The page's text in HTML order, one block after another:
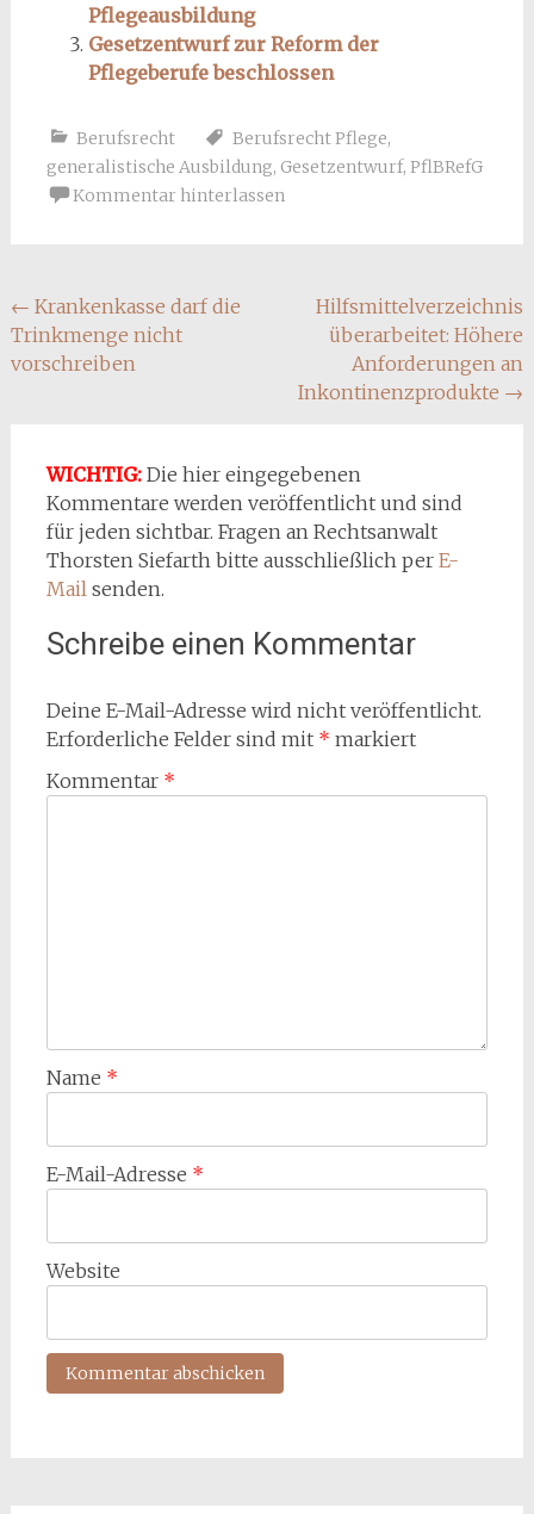
Pflegeausbildung
Gesetzentwurf zur Reform der
Pflegeberufe beschlossen
Berufsrecht Berufsrecht Pflege,
generalistische Ausbildung, Gesetzentwurf, PflBRefG
Kommentar hinterlassen
Beitragsnavigation
← Krankenkasse darf die
Trinkmenge nicht
vorschreiben
Hilfsmittelverzeichnis
überarbeitet: Höhere
Anforderungen an
Inkontinenzprodukte →
WICHTIG:Die hier eingegebenen
Kommentare werden veröffentlicht und sind
für jeden sichtbar. Fragen an Rechtsanwalt
Thorsten Siefarth bitte ausschließlich per E-
Mailsenden.
Schreibe einen Kommentar
Deine E-Mail-Adresse wird nicht veröffentlicht.
Erforderliche Felder sind mit * markiert
Kommentar *
Name *
E-Mail-Adresse *
Website